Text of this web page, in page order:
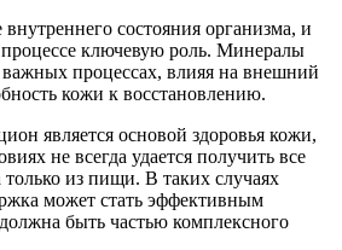
состояния организма, и
процессе ключевую роль. Минералы
процессах, влияя на внешний
кожи к восстановлению.
является основой здоровья кожи,
не всегда удается получить все
из пищи. В таких случаях
может стать эффективным
быть частью комплексного